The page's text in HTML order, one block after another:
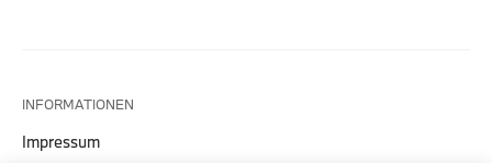
INFORMATIONEN
Impressum